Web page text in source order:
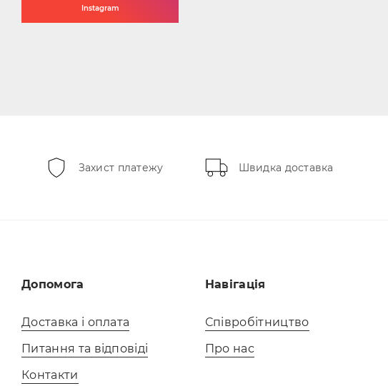
Instagram
Захист платежу Швидка доставка
Допомога
Доставка і оплата
Питання та відповіді
Контакти
Навігація
Співробітництво
Про нас